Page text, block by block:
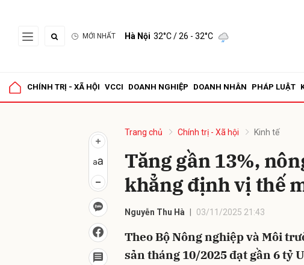
MỚI NHẤT Hà Nội 32°C/ 26 - 32°C
CHÍNH TRỊ - XÃ HỘI VCCI DOANH NGHIỆP DOANH NHÂN PHÁP LUẬT
Trang chủ Chính trị - Xã hội Kinh tế
Tăng gần 13%,
khẳng định vị thế
Nguyễn Thu Hà 03/11/2025 21:43
Theo Bộ Nông nghiệp và Môi
sản tháng 10/2025 đạt gần 6 tỷ